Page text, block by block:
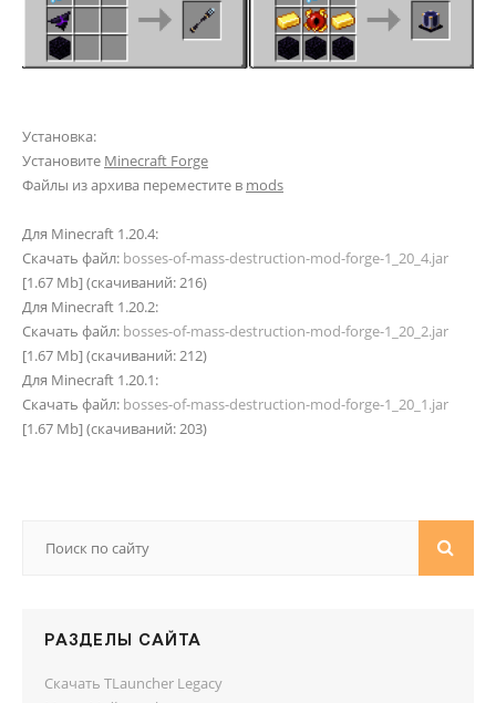
Установка:
Установите Minecraft Forge
Файлы из архива переместите в mods
Для Minecraft 1.20.4:
Скачать файл: bosses-of-mass-destruction-mod-forge-1_20_4.jar
[1.67 Mb] (cкачиваний: 216)
Для Minecraft 1.20.2:
Скачать файл: bosses-of-mass-destruction-mod-forge-1_20_2.jar
[1.67 Mb] (cкачиваний: 212)
Для Minecraft 1.20.1:
Скачать файл: bosses-of-mass-destruction-mod-forge-1_20_1.jar
[1.67 Mb] (cкачиваний: 203)
РАЗДЕЛЫ САЙТА
Скачать TLauncher Legacy